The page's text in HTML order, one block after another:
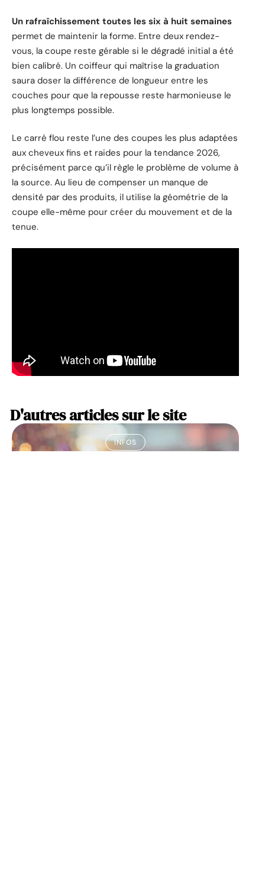
Un rafraîchissement toutes les six à huit semaines
permet de maintenir la forme. Entre deux rendez-
vous, la coupe reste gérable si le dégradé initial a été
bien calibré. Un coiffeur qui maîtrise la graduation
saura doser la différence de longueur entre les
couches pour que la repousse reste harmonieuse le
plus longtemps possible.
Le carré flou reste l’une des coupes les plus adaptées
aux cheveux fins et raides pour la tendance 2026,
précisément parce qu’il règle le problème de volume à
la source. Au lieu de compenser un manque de
densité par des produits, il utilise la géométrie de la
coupe elle-même pour créer du mouvement et de la
tenue.
D'autres articles sur le site
INFOS